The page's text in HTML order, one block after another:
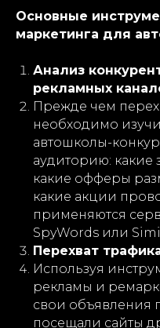
Основные
маркетинга для
Анализ
рекламных
Прежде чем
необходимо
автошколы-
аудиторию: какие
какие офферы
какие акции
применяются
SpyWords или
Перехват
Используя
рекламы и
свои объявления
посещали сайты